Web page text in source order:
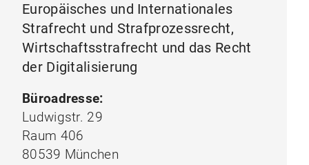
Europäisches und Internationales
Strafrecht und Strafprozessrecht,
Wirtschaftsstrafrecht und das Recht
der Digitalisierung
Büroadresse:
Ludwigstr. 29
Raum 406
80539 München